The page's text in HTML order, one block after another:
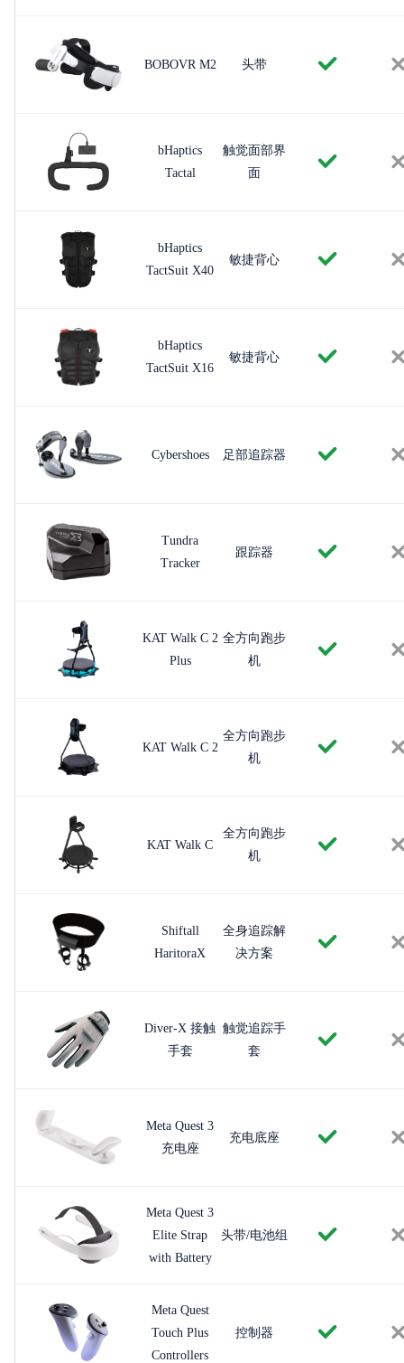
BOBOVR M2 头带
bHaptics
Tactal
触觉面部界
面
bHaptics
TactSuit X40
敏捷背心
bHaptics
TactSuit X16
敏捷背心
Cybershoes 足部追踪器
Tundra
Tracker
跟踪器
KAT Walk C 2
Plus
全方向跑步
机
KAT Walk C 2
全方向跑步
机
KAT Walk C
全方向跑步
机
Shiftall
HaritoraX
全身追踪解
决方案
Diver-X 接触
手套
触觉追踪手
套
Meta Quest 3
充电座
充电底座
Meta Quest 3
Elite Strap
with Battery
头带/电池组
Meta Quest
Touch Plus
Controllers
控制器